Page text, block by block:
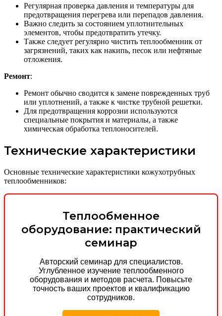
Регулярная проверка давления и температуры для
предотвращения перегрева или перепадов давления.
Важно следить за состоянием уплотнительных
элементов, чтобы предотвратить утечку.
Также следует регулярно чистить теплообменник от
загрязнений, таких как накипь, песок или нефтяные
отложения.
Ремонт:
Ремонт обычно сводится к замене поврежденных труб
или уплотнений, а также к чистке трубной решетки.
Для предотвращения коррозии используются
специальные покрытия и материалы, а также
химическая обработка теплоносителей.
Технические характеристики
Основные технические характеристики кожухотрубных
теплообменников:
Теплообменное
оборудование: практический
семинар
Авторский семинар для специалистов.
Углубленное изучение теплообменного
оборудования и методов расчета. Повысьте
точность ваших проектов и квалификацию
сотрудников.